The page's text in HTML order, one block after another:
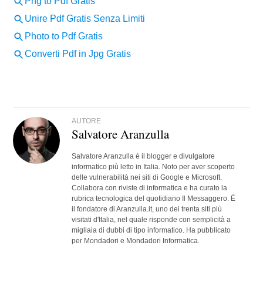
AUTORE
Salvatore Aranzulla
Salvatore Aranzulla è il blogger e divulgatore
informatico più letto in Italia. Noto per aver scoperto
delle vulnerabilità nei siti di Google e Microsoft.
Collabora con riviste di informatica e ha curato la
rubrica tecnologica del quotidiano Il Messaggero. È
il fondatore di Aranzulla.it, uno dei trenta siti più
visitati d'Italia, nel quale risponde con semplicità a
migliaia di dubbi di tipo informatico. Ha pubblicato
per Mondadori e Mondadori Informatica.